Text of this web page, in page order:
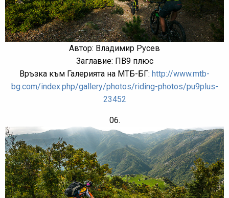
Автор: Владимир Русев
Заглавие: ПВ9 плюс
Връзка към Галерията на МТБ-БГ: http://www.mtb-
bg.com/index.php/gallery/photos/riding-photos/pu9plus-
23452
06.